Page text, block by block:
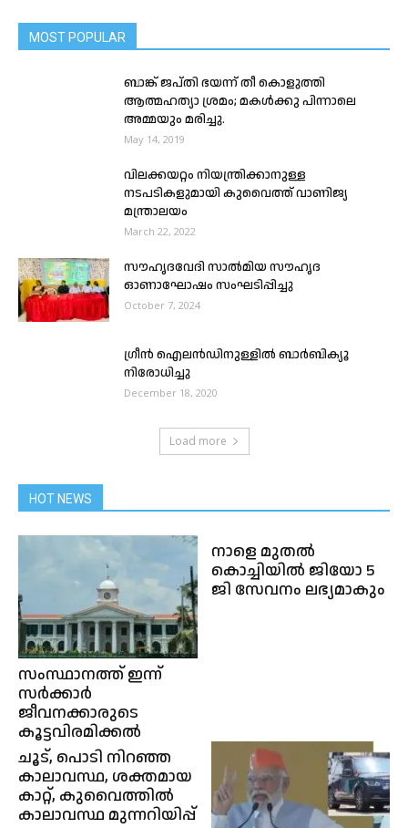
MOST POPULAR
ബാങ്ക് ജപ്തി ഭയന്ന് തീ കൊളുത്തി
ആത്മഹത്യാ ശ്രമം; മകൾക്കു പിന്നാലെ
അമ്മയും മരിച്ചു.
May 14, 2019
വിലക്കയറ്റം നിയന്ത്രിക്കാനുള്ള
നടപടികളുമായി കുവൈത്ത് വാണിജ്യ
മന്ത്രാലയം
March 22, 2022
സൗഹൃദവേദി സാൽമിയ സൗഹൃദ
ഓണാഘോഷം സംഘടിപ്പിച്ചു
October 7, 2024
ഗ്രീൻ ഐലൻഡിനുള്ളിൽ ബാർബിക്യൂ
നിരോധിച്ചു
December 18, 2020
Load more
HOT NEWS
സംസ്ഥാനത്ത് ഇന്ന്
സർക്കാർ
ജീവനക്കാരുടെ
കൂട്ടവിരമിക്കല്‍
നാളെ മുതല്‍
കൊച്ചിയില്‍ ജിയോ 5
ജി സേവനം ലഭ്യമാകും
ചൂട്, പൊടി നിറഞ്ഞ
കാലാവസ്ഥ, ശക്തമായ
കാറ്റ്, കുവൈത്തിൽ
കാലാവസ്ഥ മുന്നറിയിപ്പ്